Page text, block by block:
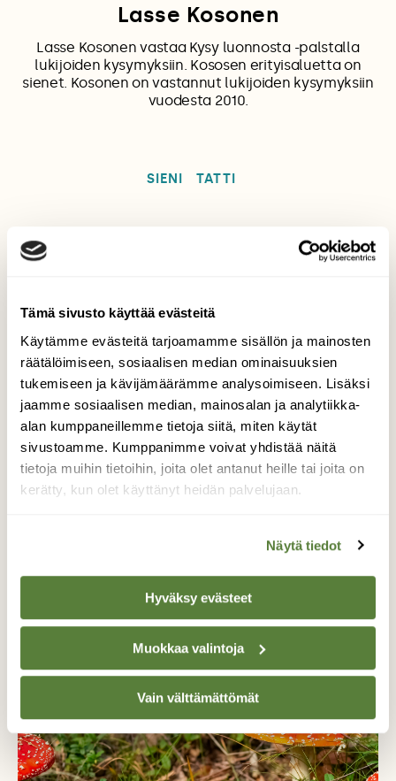
Tämä sivusto käyttää evästeitä
Käytämme evästeitä tarjoamamme sisällön ja mainosten
räätälöimiseen, sosiaalisen median ominaisuuksien
tukemiseen ja kävijämäärämme analysoimiseen. Lisäksi
jaamme sosiaalisen median, mainosalan ja analytiikka-
alan kumppaneillemme tietoja siitä, miten käytät
sivustoamme. Kumppanimme voivat yhdistää näitä
tietoja muihin tietoihin, joita olet antanut heille tai joita on
kerätty, kun olet käyttänyt heidän palvelujaan.
Näytä tiedot
Hyväksy evästeet
Muokkaa valintoja
Vain välttämättömät
Lasse Kosonen
Lasse Kosonen vastaa Kysy luonnosta -palstalla
lukijoiden kysymyksiin. Kososen erityisaluetta on
sienet. Kosonen on vastannut lukijoiden kysymyksiin
vuodesta 2010.
SIENI TATTI
Tue ajankohtaista ja asiantuntevaa
luonto- ja ympäristöjournalismia.
Tilaa Suomen Luonto ja tule mukaan
luonnonystävien joukkoon!
Alk. 3 numeroa 23,40 €.
Tilaa nyt!
Lisää aiheesta